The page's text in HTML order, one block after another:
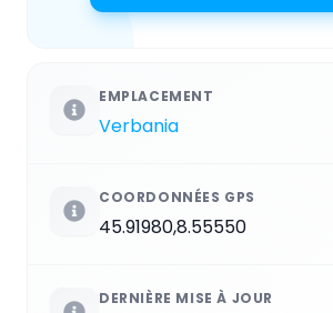
EMPLACEMENT
Verbania
COORDONNÉES GPS
45.91980,8.55550
DERNIÈRE MISE À JOUR